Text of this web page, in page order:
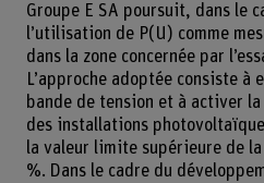
Groupe E SA poursuit, dans le
l’utilisation de P(U) comme
dans la zone concernée par
L’approche adoptée consiste à
bande de tension et à activer
des installations
la valeur limite supérieure de
%. Dans le cadre du